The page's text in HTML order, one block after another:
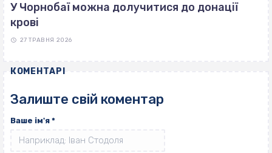
У Чорнобаї можна долучитися до донації
крові
27 ТРАВНЯ 2026
КОМЕНТАРІ
Залиште свій коментар
Ваше ім'я *